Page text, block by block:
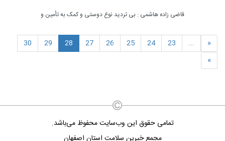
قاضی زاده هاشمی : بی تردید نوع دوستی و کمک به تأمین و
مهدی (عج) می باشد.
«
...
23
24
25
26
27
28
29
30
»
تمامی حقوق این وب‌سایت محفوظ می‌باشد.
مجمع خیرین سلامت استان اصفهان